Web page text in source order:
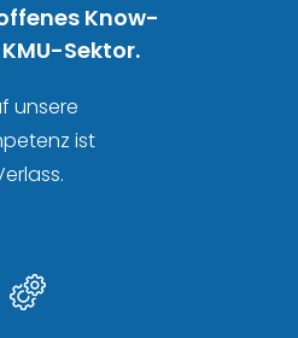
Know-
Sektor.
unsere
ist